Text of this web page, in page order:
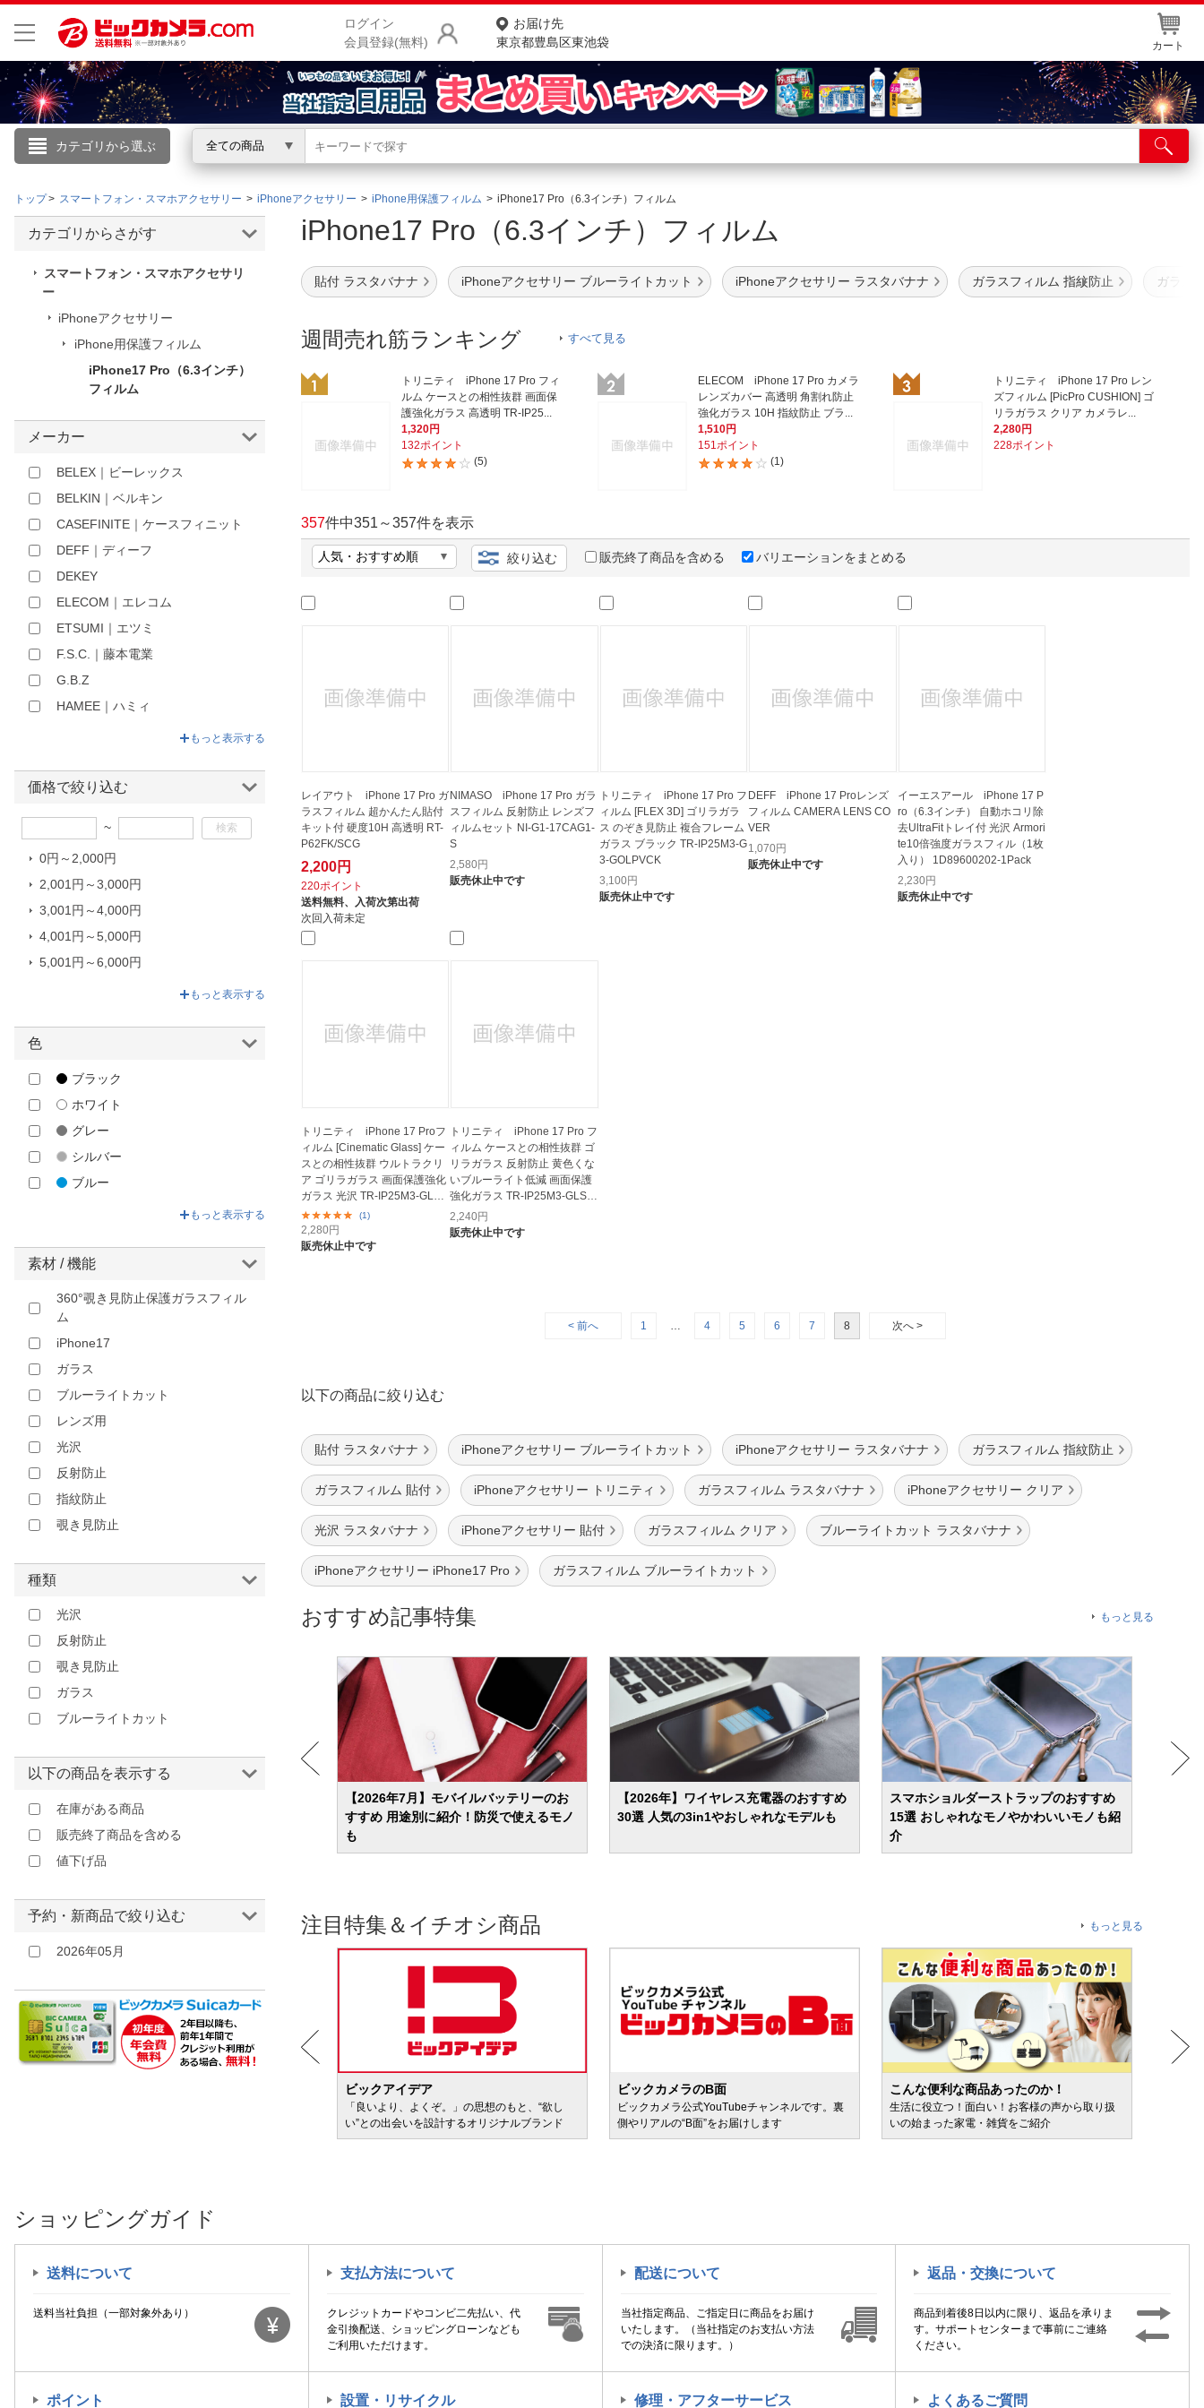
ログイン
会員登録(無料)
お届け先
東京都豊島区東池袋
カート
カテゴリから選ぶ 全ての商品
こんにちは
ログイン
会員メニュー
お買いもの履歴
ほしいもの
ランキングからさがす
カテゴリ一覧からさがす
お客様サポート
ご利用ガイド
よくある質問・お問合せ
店舗情報・店舗一覧
法人窓口
English / 中文
トップ スマートフォン・スマホアクセサリー iPhoneアクセサリー iPhone用保護フィルム iPhone17 Pro（6.3インチ）フィルム
iPhone17 Pro（6.3インチ）フィルム
貼付 ラスタバナナ iPhoneアクセサリー ブルーライトカット iPhoneアクセサリー ラスタバナナ ガラスフィルム 指紋防止 ガラス
週間売れ筋ランキング すべて見る
トリニティ iPhone 17 Pro フィ
ルム ケースとの相性抜群 画面保
護強化ガラス 高透明 TR-IP25...
1,320円
132ポイント
(5)
ELECOM iPhone 17 Pro カメラ
レンズカバー 高透明 角割れ防止
強化ガラス 10H 指紋防止 ブラ...
1,510円
151ポイント
(1)
トリニティ iPhone 17 Pro レン
ズフィルム [PicPro CUSHION] ゴ
リラガラス クリア カメラレ...
2,280円
228ポイント
357件中351 ～357件を表示
絞り込む 販売終了商品を含める バリエーションをまとめる
レイアウト iPhone 17 Pro ガ
ラスフィルム 超かんたん貼付
キット付 硬度10H 高透明 RT-
P62FK/SCG
2,200円
220ポイント
送料無料、 入荷次第出荷
次回入荷未定
NIMASO iPhone 17 Pro ガラ
スフィルム 反射防止 レンズフ
ィルムセット NI-G1-17CAG1-
S
2,580円
販売休止中です
トリニティ iPhone 17 Pro フ
ィルム [FLEX 3D] ゴリラガラ
ス のぞき見防止 複合フレーム
ガラス ブラック TR-IP25M3-G
3-GOLPVCK
3,100円
販売休止中です
DEFF iPhone 17 Proレンズ
フィルム CAMERA LENS CO
VER
1,070円
販売休止中です
イーエスアール iPhone 17 P
ro（6.3インチ） 自動ホコリ除
去UltraFitトレイ付 光沢 Armori
te10倍強度ガラスフィル（1枚
入り） 1D89600202-1Pack
2,230円
販売休止中です
トリニティ iPhone 17 Proフ
ィルム [Cinematic Glass] ケー
スとの相性抜群 ウルトラクリ
ア ゴリラガラス 画面保護強化
ガラス 光沢 TR-IP25M3-GLS-
G...
(1)
2,280円
販売休止中です
トリニティ iPhone 17 Pro フ
ィルム ケースとの相性抜群 ゴ
リラガラス 反射防止 黄色くな
いブルーライト低減 画面保護
強化ガラス TR-IP25M3-GLS-G
O...
2,240円
販売休止中です
< 前へ 1 4 5 6 7 8 次へ >
以下の商品に絞り込む
貼付 ラスタバナナ iPhoneアクセサリー ブルーライトカット iPhoneアクセサリー ラスタバナナ ガラスフィルム 指紋防止
ガラスフィルム 貼付 iPhoneアクセサリー トリニティ ガラスフィルム ラスタバナナ iPhoneアクセサリー クリア
光沢 ラスタバナナ iPhoneアクセサリー 貼付 ガラスフィルム クリア ブルーライトカット ラスタバナナ
iPhoneアクセサリー iPhone17 Pro ガラスフィルム ブルーライトカット
おすすめ記事特集 もっと見る
モノ
ランキング28選 高コスパモデルやハイエ
ンドモデルも紹介
【2026年7月】モバイルバッテリーのお
すすめ 用途別に紹介！防災で使えるモノ
も
【2026年】ワイヤレス充電器のおすすめ
30選 人気の3in1やおしゃれなモデルも
スマホショルダーストラップのおすすめ
15選 おしゃれなモノやかわいいモノも紹
介
注目特集＆イチオシ商品 もっと見る
ビックアイデア
「良いより、よくぞ。」の思想のもと、“欲し
い”との出会いを設計するオリジナルブランド
ビックカメラのB面
ビックカメラ公式YouTubeチャンネルです。裏
側やリアルの“B面”をお届けします
こんな便利な商品あったのか！
生活に役立つ！面白い！お客様の声から取り扱
いの始まった家電・雑貨をご紹介
カテゴリからさがす
スマートフォン・スマホアクセサリ
ー
iPhoneアクセサリー
iPhone用保護フィルム
iPhone17 Pro（6.3インチ）
フィルム
メーカー
BELEX｜ビーレックス
BELKIN｜ベルキン
CASEFINITE｜ケースフィニット
DEFF｜ディーフ
DEKEY
ELECOM｜エレコム
ETSUMI｜エツミ
F.S.C.｜藤本電業
G.B.Z
HAMEE｜ハミィ
MSソリューションズ｜MS
NIMASO｜ニマソ
PanzerGlass｜パンザグラス
PGA｜ピージーエー
Royal Monster｜ロイヤルモンス
グルマンディーズ｜gourmandise
トリニティ｜Trinity
ラスタバナナ｜RastaBanana
レイアウト｜rayout
もっと表示する
価格で絞り込む
~
0円～2,000円
2,001円～3,000円
3,001円～4,000円
4,001円～5,000円
5,001円～6,000円
もっと表示する
色
ブラック
ホワイト
グレー
シルバー
ブルー
ピンク
もっと表示する
素材 / 機能
360°覗き見防止保護ガラスフィル
ム
iPhone17
ガラス
ブルーライトカット
レンズ用
光沢
反射防止
指紋防止
覗き見防止
種類
光沢
反射防止
覗き見防止
ガラス
ブルーライトカット
以下の商品を表示する
在庫がある商品
販売終了商品を含める
値下げ品
予約・新商品で絞り込む
2026年05月
ショッピングガイド
送料について
送料当社負担（一部対象外あり）
支払方法について
クレジットカードやコンビ二先払い、代
金引換配送、ショッピングローンなども
ご利用いただけます。
配送について
当社指定商品、ご指定日に商品をお届け
いたします。（当社指定のお支払い方法
での決済に限ります。）
返品・交換について
商品到着後8日以内に限り、返品を承りま
す。サポートセンターまで事前にご連絡
ください。
ポイント 設置・リサイクル 修理・アフターサービス よくあるご質問